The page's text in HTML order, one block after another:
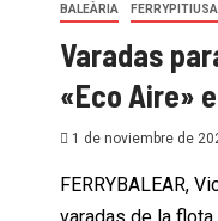
BALEÀRIA
Varadas
«Eco Aire»
1 de noviembre de
FERRYBALEAR,
varadas de la